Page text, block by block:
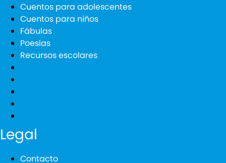
Cuentos para adolescentes
Cuentos para niños
Fábulas
Poesías
Recursos escolares
Legal
Contacto